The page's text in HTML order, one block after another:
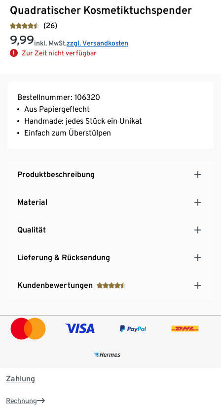
Quadratischer Kosmetiktuchspender
(26)
9,99inkl. MwSt.zzgl. Versandkosten
Zur Zeit nicht verfügbar
Bestellnummer: 106320
Aus Papiergeflecht
Handmade: jedes Stück ein Unikat
Einfach zum Überstülpen
Produktbeschreibung
Material
Qualität
Lieferung & Rücksendung
Kundenbewertungen
Zahlung
Rechnung